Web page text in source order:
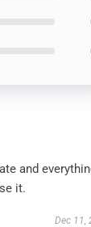
and
it.
Dec 11,